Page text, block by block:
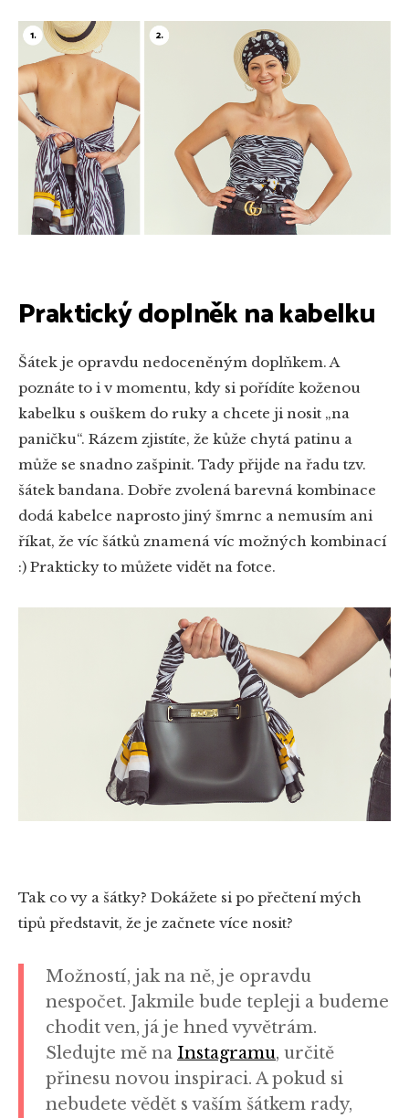
Praktický doplněk na kabelku
Šátek je opravdu nedoceněným doplňkem. A
poznáte to i v momentu, kdy si pořídíte koženou
kabelku s ouškem do ruky a chcete ji nosit „na
paničku“. Rázem zjistíte, že kůže chytá patinu a
může se snadno zašpinit. Tady přijde na řadu tzv.
šátek bandana. Dobře zvolená barevná kombinace
dodá kabelce naprosto jiný šmrnc a nemusím ani
říkat, že víc šátků znamená víc možných kombinací
:) Prakticky to můžete vidět na fotce.
Tak co vy a šátky? Dokážete si po přečtení mých
tipů představit, že je začnete více nosit?
Možností, jak na ně, je opravdu
nespočet. Jakmile bude tepleji a budeme
chodit ven, já je hned vyvětrám.
Sledujte mě na Instagramu, určitě
přinesu novou inspiraci. A pokud si
nebudete vědět s vaším šátkem rady,